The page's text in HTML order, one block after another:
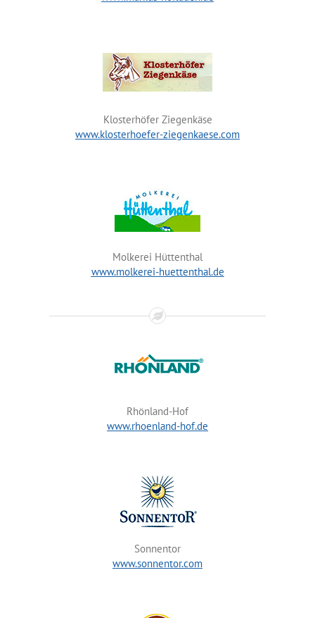
Klosterhöfer Ziegenkäse
www.klosterhoefer-ziegenkaese.com
Molkerei Hüttenthal
www.molkerei-huettenthal.de
Rhönland-Hof
www.rhoenland-hof.de
Sonnentor
www.sonnentor.com